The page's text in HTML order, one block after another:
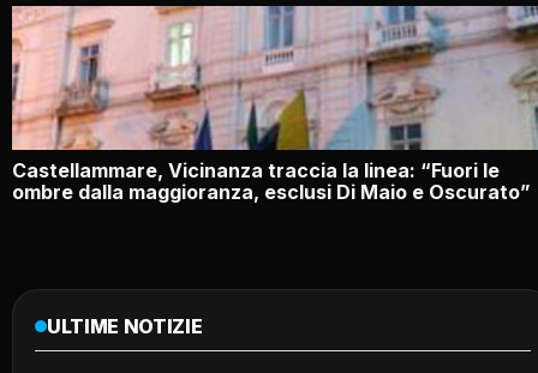
Castellammare, Vicinanza traccia la linea: “Fuori le
ombre dalla maggioranza, esclusi Di Maio e Oscurato”
ULTIME NOTIZIE